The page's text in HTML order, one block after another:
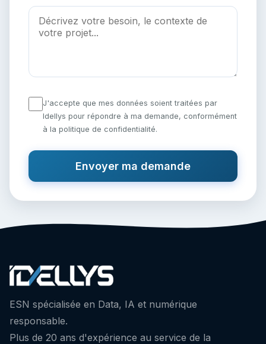
J'accepte que mes données soient traitées par
Idellys pour répondre à ma demande, conformément
à la politique de confidentialité.
Envoyer ma demande
ESN spécialisée en Data, IA et numérique
responsable.
Plus de 20 ans d'expérience au service de la